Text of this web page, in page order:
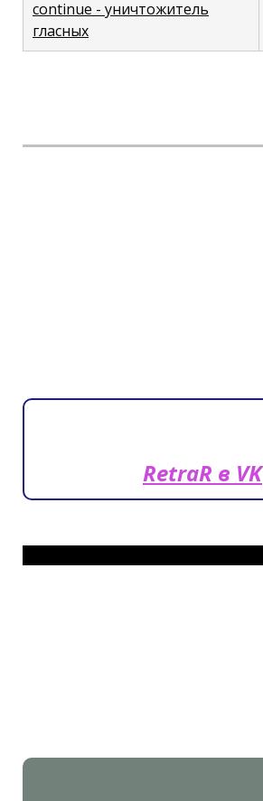
continue - уничтожитель
гласных
RetraR в VK